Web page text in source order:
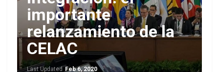
importante
relanzamiento de la
CELAC
Last Updated Feb 6, 2020